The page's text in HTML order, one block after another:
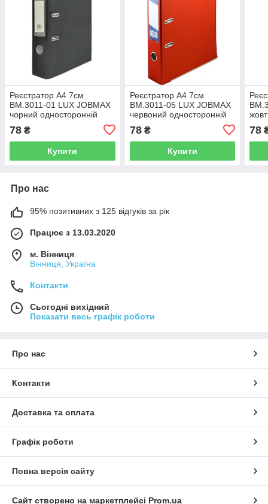
Реєстратор А4 7см
BM.3011-01 LUX JOBMAX
чорний односторонній
78 ₴
Купити
Реєстратор А4 7см
BM.3011-05 LUX JOBMAX
червоний односторонній
78₴
Купити
78
Про нас
95% позитивних з 125 відгуків за рік
Працює з 13.03.2020
м. Вінниця
Вінниця, Україна
Контакти
Сьогодні вихідний
Показати весь графік роботи
Про нас
Контакти
Доставка та оплата
Графік роботи
Повна версія сайту
Сайт створено на маркетплейсі Prom.ua